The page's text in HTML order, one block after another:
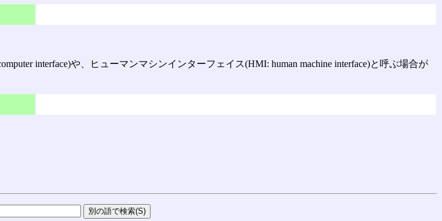
interface)や、ヒューマンマシンインターフェイス(HMI: human machine interface)と呼ぶ場合が